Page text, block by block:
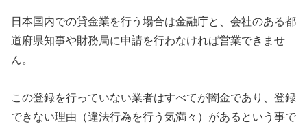
日本国内での貸金業を行う場合は金融庁と、会社のある都
道府県知事や財務局に申請を行わなければ営業できませ
ん。
この登録を行っていない業者はすべてが闇金であり、登録
できない理由（違法行為を行う気満々）があるという事で